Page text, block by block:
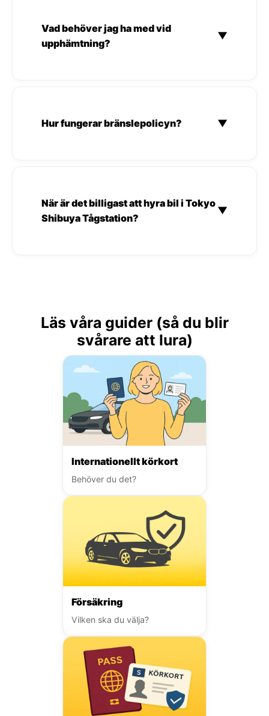
Vad behöver jag ha med vid
upphämtning?
▼
Hur fungerar bränslepolicyn? ▼
När är det billigast att hyra bil i Tokyo
Shibuya Tågstation?
▼
Läs våra guider (så du blir
svårare att lura)
Internationellt körkort
Behöver du det?
Försäkring
Vilken ska du välja?